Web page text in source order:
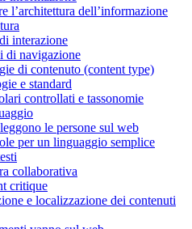
l’architettura dell’informazione
interazione
di navigazione
di contenuto (content type)
e standard
controllati e tassonomie
le persone sul web
per un linguaggio semplice
collaborativa
critique
e localizzazione dei contenuti